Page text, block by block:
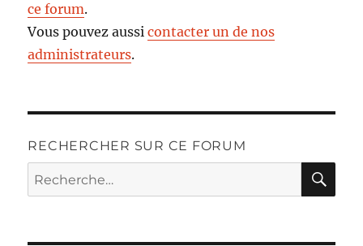
ce forum.
Vous pouvez aussicontacter un de nos
administrateurs.
RECHERCHER SUR CE FORUM
Recherche
pour :